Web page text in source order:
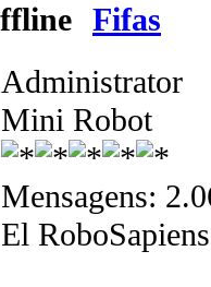
Fifas
Administrator
Mini Robot
Mensagens:
El RoboSapiens